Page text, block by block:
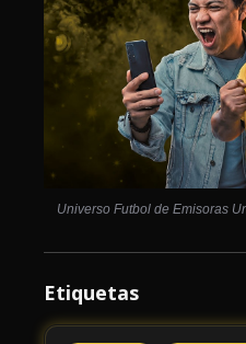
Universo Futbol de Emisoras
Etiquetas